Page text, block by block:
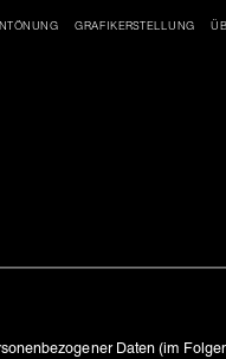
Daten (im
GRAFIKERSTELLUNG